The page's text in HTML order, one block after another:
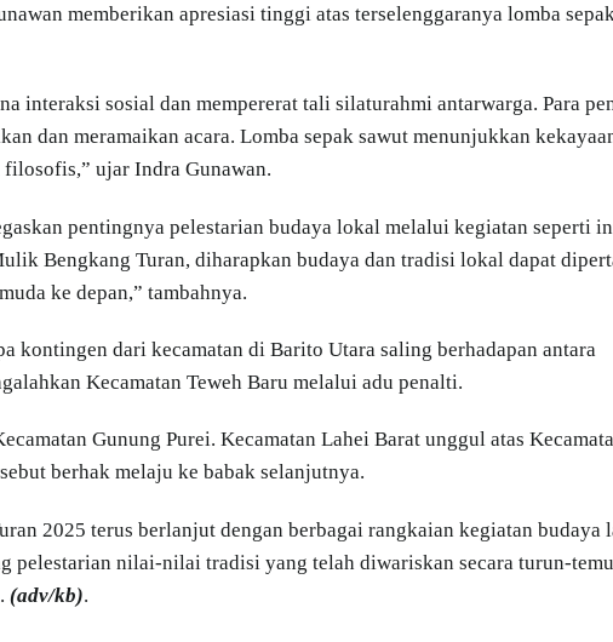
memberikan apresiasi tinggi atas terselenggaranya lomba
interaksi sosial dan mempererat tali silaturahmi antarwarga. Para
dan meramaikan acara. Lomba sepak sawut menunjukkan
ujar Indra Gunawan.
pentingnya pelestarian budaya lokal melalui kegiatan seperti
Bengkang Turan, diharapkan budaya dan tradisi lokal dapat
ke depan,” tambahnya.
kontingen dari kecamatan di Barito Utara saling berhadapan antara
Kecamatan Teweh Baru melalui adu penalti.
Gunung Purei. Kecamatan Lahei Barat unggul atas
berhak melaju ke babak selanjutnya.
2025 terus berlanjut dengan berbagai rangkaian kegiatan budaya
pelestarian nilai-nilai tradisi yang telah diwariskan secara turun-
(adv/kb).